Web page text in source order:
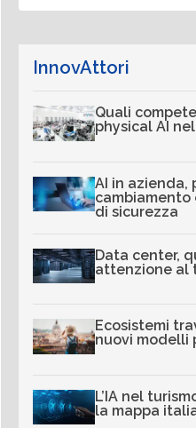
InnovAttori
Quali
physical AI
AI in azienda,
cambiamento
di sicurezza
Data center,
attenzione al
Ecosistemi
nuovi modelli
L’IA nel
la mappa